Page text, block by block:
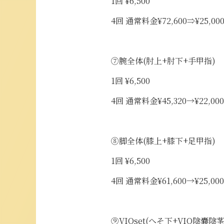
4回 通常料金¥72,600⇒¥25,000
⑦腕全体(肘上+肘下+手甲指)
1回 ¥6,500
4回 通常料金¥45,320→¥22,000
⑧脚全体(膝上+膝下+足甲指)
1回 ¥6,500
4回 通常料金¥61,600→¥25,000
⑨VIOset(へそ下+VIO陰嚢陰